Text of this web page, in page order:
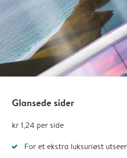
Glansede sider
kr 1,24 per side
For et ekstra luksuriøst